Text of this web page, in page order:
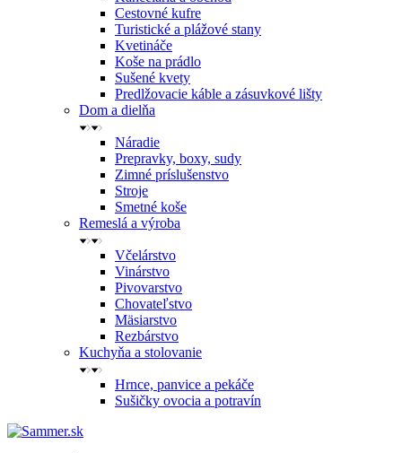
Cestovné kufre
Turistické a plážové stany
Kvetináče
Koše na prádlo
Sušené kvety
Predlžovacie káble a zásuvkové lišty
Dom a dielňa
Náradie
Prepravky, boxy, sudy
Zimné príslušenstvo
Stroje
Smetné koše
Remeslá a výroba
Včelárstvo
Vinárstvo
Pivovarstvo
Chovateľstvo
Mäsiarstvo
Rezbárstvo
Kuchyňa a stolovanie
Hrnce, panvice a pekáče
Sušičky ovocia a potravín